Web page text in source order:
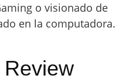
o visionado de
en la computadora.